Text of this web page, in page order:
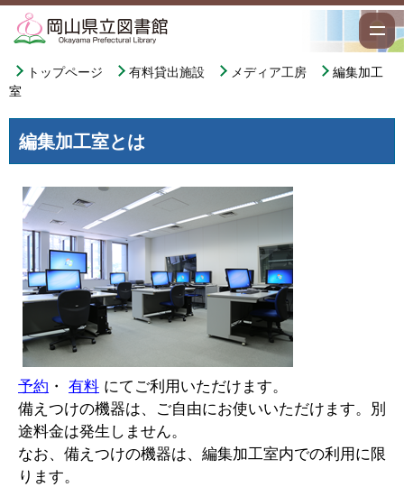
トップページ 有料貸出施設 メディア工房
編集加工
室
編集加工室とは
予約 ・ 有料 にてご利用いただけます。
備えつけの機器は、ご自由にお使いいただけます。別
途料金は発生しません。
なお、備えつけの機器は、編集加工室内での利用に限
ります。